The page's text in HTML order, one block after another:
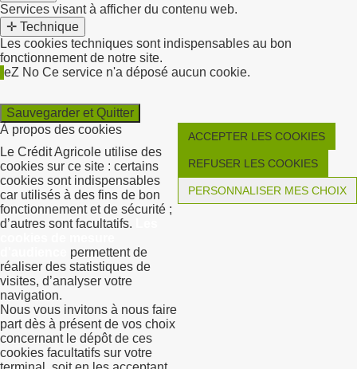
Services visant à afficher du contenu web.
✛ Technique
Les cookies techniques sont indispensables au bon
fonctionnement de notre site.
eZ No Ce service n'a déposé aucun cookie.
Sauvegarder et Quitter
À propos des cookies
Le Crédit Agricole utilise des
cookies sur ce site : certains
cookies sont indispensables
car utilisés à des fins de bon
fonctionnement et de sécurité ;
d’autres sont facultatifs.
permettent de
réaliser des statistiques de
visites, d’analyser votre
navigation.
Nous vous invitons à nous faire
part dès à présent de vos choix
concernant le dépôt de ces
cookies facultatifs sur votre
ACCEPTER LES COOKIES
REFUSER LES COOKIES
PERSONNALISER MES CHOIX